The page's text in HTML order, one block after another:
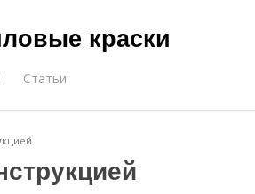
краски
Статьи